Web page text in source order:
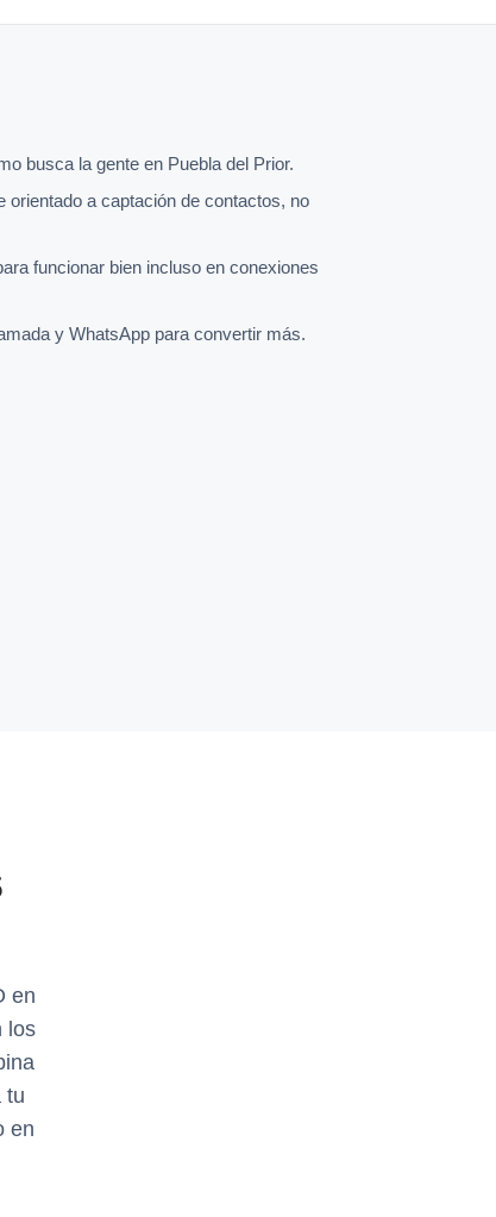
busca la gente en Puebla del Prior.
orientado a captación de contactos, no
funcionar bien incluso en conexiones
y WhatsApp para convertir más.
en
los
tu
en